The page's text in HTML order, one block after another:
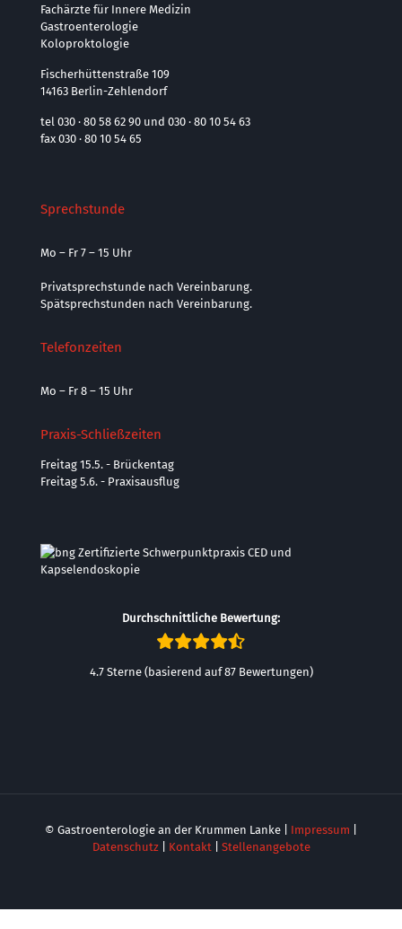
Fachärzte für Innere Medizin
Gastroenterologie
Koloproktologie
Fischerhüttenstraße 109
14163 Berlin-Zehlendorf
tel 030 · 80 58 62 90 und 030 · 80 10 54 63
fax 030 · 80 10 54 65
Sprechstunde
Mo – Fr 7 – 15 Uhr
Privatsprechstunde nach Vereinbarung.
Spätsprechstunden nach Vereinbarung.
Telefonzeiten
Mo – Fr 8 – 15 Uhr
Praxis-Schließzeiten
Freitag 15.5. - Brückentag
Freitag 5.6. - Praxisausflug
Durchschnittliche Bewertung:
4.7 Sterne (basierend auf 87 Bewertungen)
© Gastroenterologie an der Krummen Lanke | Impressum
Datenschutz| Kontakt Stellenangebote